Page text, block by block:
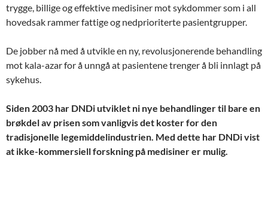
trygge, billige og effektive medisiner mot sykdommer som i all
hovedsak rammer fattige og nedprioriterte pasientgrupper.
De jobber nå med å utvikle en ny, revolusjonerende behandling
mot kala-azar for å unngå at pasientene trenger å bli innlagt på
sykehus.
Siden 2003 har DNDi utviklet ni nye behandlinger til bare en
brøkdel av prisen som vanligvis det koster for den
tradisjonelle legemiddelindustrien. Med dette har DNDi vist
at ikke-kommersiell forskning på medisiner er mulig.